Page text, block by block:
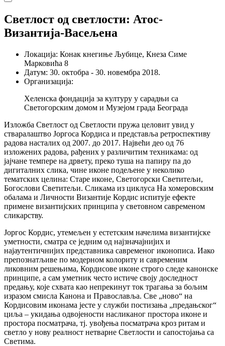
Светлост од светлости: Атос-
Византија-Васељена
Локација: Конак кнегиње Љубице, Кнеза Симе
Марковића 8
Датум: 30. октобра - 30. новембра 2018.
Организација:
Хеленска фондација за културу у сарадњи са
Светогорским домом и Музејом града Београда
Изложба Светлост од Светлости пружа целовит увид у
стваралаштво Јоргоса Кордиса и представља ретроспективу
радова насталих од 2007. до 2017. Највећи део од 76
изложених радова, рађених у различитим техникама: од
јајчане темпере на дрвету, преко туша на папиру па до
дигиталних слика, чине иконе подељене у неколико
тематских целина: Старе иконе, Светогорски Светитељи,
Богослови Светитељи. Сликама из циклуса На хомеровским
обалама и Личности Византије Кордис испитује ефекте
примене византијских принципа у световном савременом
сликарству.
Јоргос Кордис, утемељен у естетским начелима византијске
уметности, сматра се једним од најзначајнијих и
најаутентичнијих представника савременог иконописа. Иако
препознатљиве по модерном колориту и савременим
ликовним решењима, Кордисове иконе строго следе канонске
принципе, а сам уметник често истиче своју доследност
предању, које схвата као непрекинут ток трагања за бољим
изразом смисла Канона и Православља. Све „ново“ на
Кордисовим иконама јесте у служби постизања „предањског“
циља – укидања одвојености насликаног простора иконе и
простора посматрача, тј. увођења посматрача кроз ритам и
светло у нову реалност нетварне Светлости и сапостојања са
Светима.